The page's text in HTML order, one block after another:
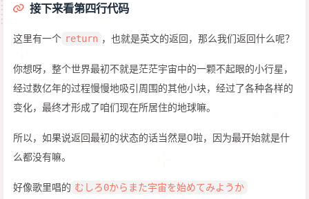
接下来看第四行代码
这里有一个 return ，也就是英文的返回，那么我们返回什么呢？
你想呀，整个世界最初不就是茫茫宇宙中的一颗不起眼的小行星，
经过数亿年的过程慢慢地吸引周围的其他小块，经过了各种各样的
变化，最终才形成了咱们现在所居住的地球嘛。
所以，如果说返回最初的状态的话当然是0啦，因为最开始就是什
么都没有嘛。
好像歌里唱的 むしろ0からまた宇宙を始めてみようか